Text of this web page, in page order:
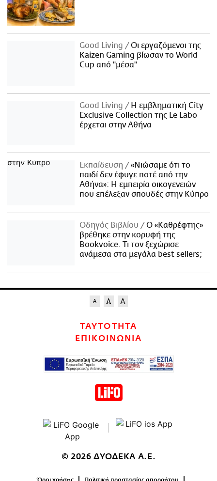
Good Living
Οι εργαζόμενοι της
Kaizen Gaming βίωσαν το World
Cup από "μέσα"
Good Living
Η εμβληματική City
Exclusive Collection της Le Labo
έρχεται στην Αθήνα
Εκπαίδευση
«Νιώσαμε ότι το
παιδί δεν έφυγε ποτέ από την
Αθήνα»: Η εμπειρία οικογενειών
που επέλεξαν σπουδές στην Κύπρο
Οδηγός Βιβλίου
Ο «Καθρέφτης»
βρέθηκε στην κορυφή της
Bookvoice. Τι τον ξεχώρισε
ανάμεσα στα μεγάλα best sellers;
ΤΑΥΤΟΤΗΤΑ
ΕΠΙΚΟΙΝΩΝΙΑ
© 2026 ΔΥΟΔΕΚΑ Α.Ε.